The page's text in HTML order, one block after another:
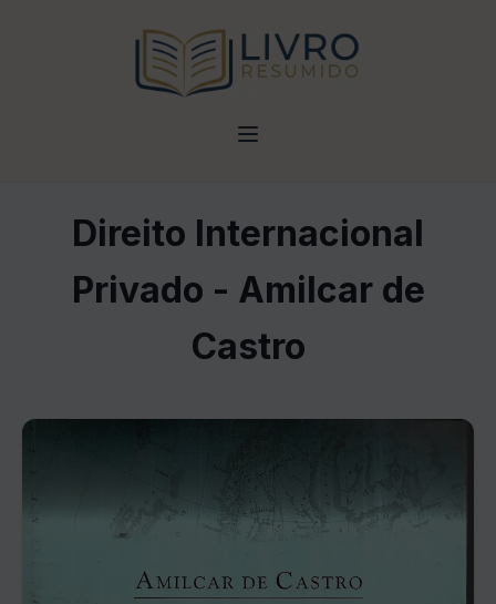
Direito Internacional
Privado - Amilcar de
Castro